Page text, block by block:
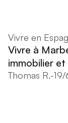
Vivre en
Vivre à
immobilier
Thomas R.-